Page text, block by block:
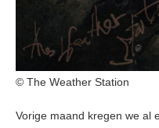
© The Weather Station
Vorige maand kregen we al